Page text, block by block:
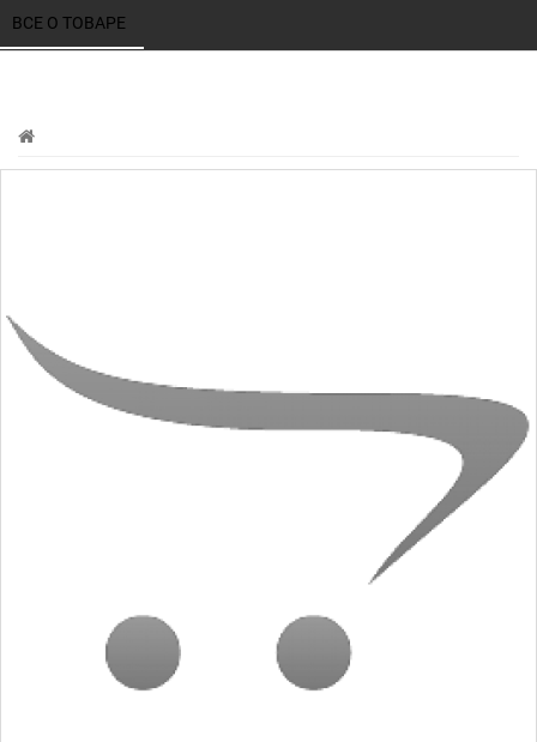
ВСЕ О ТОВАРЕ